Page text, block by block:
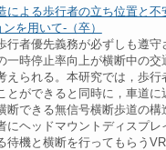
による歩行者の立ち位置と不
を用いて-（卒）
行者優先義務が必ずしも遵守
一時停止率向上が横断中の交
えられる。本研究では，歩行
とができると同時に，車道に
断できる無信号横断歩道の構
にヘッドマウントディスプレ
待機と横断を行ってもらう